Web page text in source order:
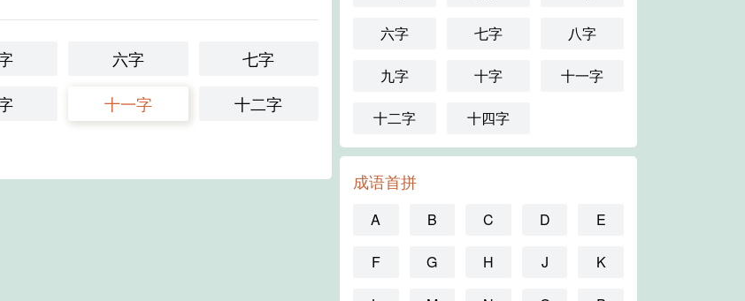
六字
七字
十一字
十二字
六字 七字 八字
九字 十字 十一字
十二字 十四字
成语首拼
A B C D E
F G H J K